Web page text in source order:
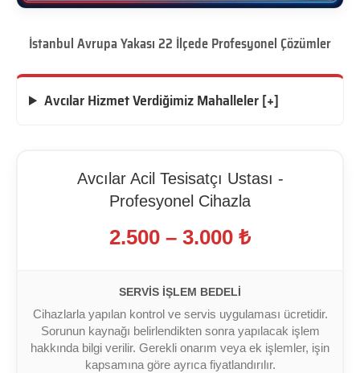
İstanbul Avrupa Yakası 22 İlçede Profesyonel Çözümler
Avcılar Hizmet Verdiğimiz Mahalleler [+]
Avcılar Acil Tesisatçı Ustası -
Profesyonel Cihazla
2.500 – 3.000 ₺
SERVIS İŞLEM BEDELI
Cihazlarla yapılan kontrol ve servis uygulaması ücretidir.
Sorunun kaynağı belirlendikten sonra yapılacak işlem
hakkında bilgi verilir. Gerekli onarım veya ek işlemler, işin
kapsamına göre ayrıca fiyatlandırılır.